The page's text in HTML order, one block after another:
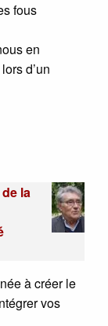
fous
en
d’un
la
à créer le
vos